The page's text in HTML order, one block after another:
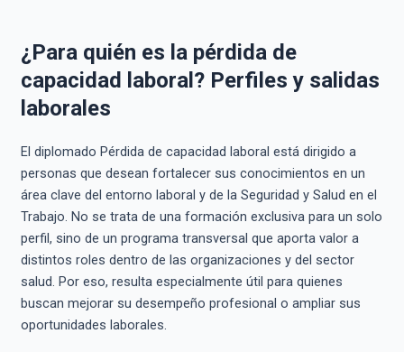
¿Para quién es la pérdida de
capacidad laboral? Perfiles y salidas
laborales
El diplomado Pérdida de capacidad laboral está dirigido a
personas que desean fortalecer sus conocimientos en un
área clave del entorno laboral y de la Seguridad y Salud en el
Trabajo. No se trata de una formación exclusiva para un solo
perfil, sino de un programa transversal que aporta valor a
distintos roles dentro de las organizaciones y del sector
salud. Por eso, resulta especialmente útil para quienes
buscan mejorar su desempeño profesional o ampliar sus
oportunidades laborales.